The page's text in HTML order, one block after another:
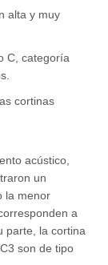
alta y muy
C, categoría
cortinas
acústico,
un
la menor
a
parte, la cortina
son de tipo